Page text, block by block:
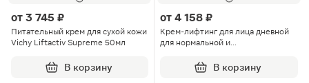
от 3 745 ₽
Питательный крем для сухой кожи
Vichy Liftactiv Supreme 50мл
В корзину
от 4 158 ₽
Крем-лифтинг для лица дневной
для нормальной и
уплотняющий Vichy Neovadiol
В корзину